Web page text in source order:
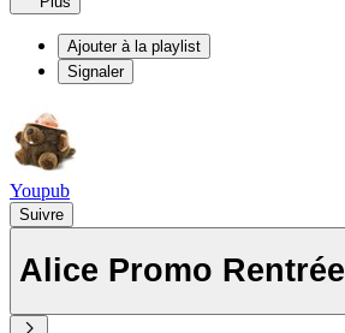
Ajouter à la playlist
Signaler
Youpub
Suivre
Alice Promo Rentrée